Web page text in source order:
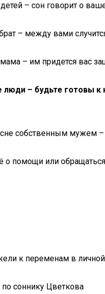
– сон говорит о
брат – между вами
– им придется вас
люди – будьте готовы
собственным мужем –
о помощи или
к переменам в
соннику Цветкова